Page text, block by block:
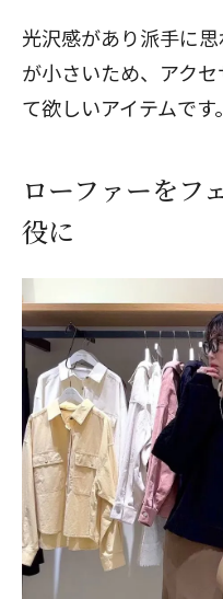
光沢感があり派手に
が小さいため、アク
て欲しいアイテムです。
ローファーをフ
役に